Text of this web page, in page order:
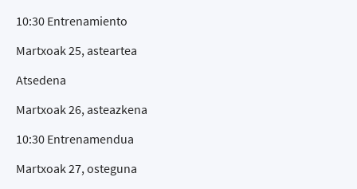
10:30 Entrenamiento
Martxoak 25, asteartea
Atsedena
Martxoak 26, asteazkena
10:30 Entrenamendua
Martxoak 27, osteguna